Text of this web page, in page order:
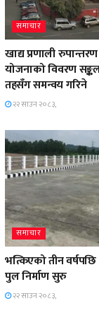
समाचार
खाद्य प्रणाली
योजनाको विवरण
तहसँग समन्वय गरिने
२२ साउन २०८३,
समाचार
भत्किएको तीन वर्षपछि
पुल निर्माण सुरु
२२ साउन २०८३,